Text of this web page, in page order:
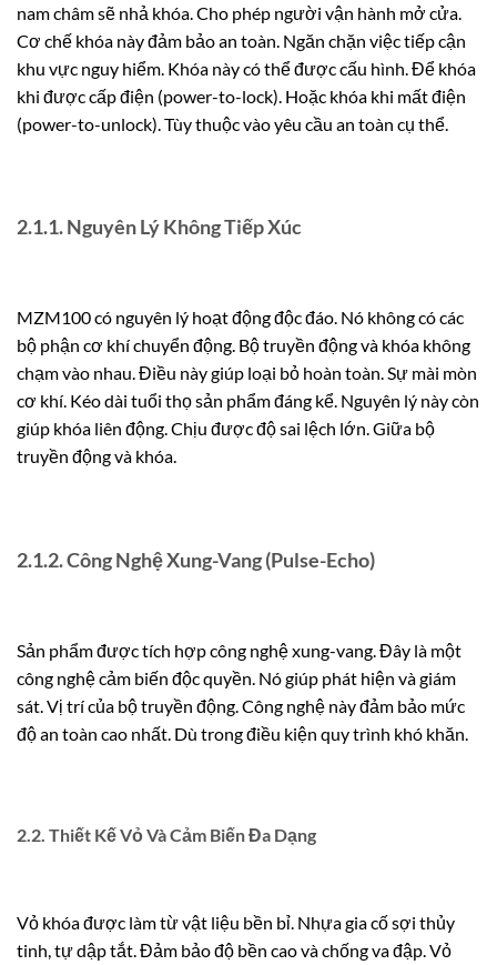
nam châm sẽ nhả khóa. Cho phép người vận hành mở cửa.
Cơ chế khóa này đảm bảo an toàn. Ngăn chặn việc tiếp cận
khu vực nguy hiểm. Khóa này có thể được cấu hình. Để khóa
khi được cấp điện (power-to-lock). Hoặc khóa khi mất điện
(power-to-unlock). Tùy thuộc vào yêu cầu an toàn cụ thể.
2.1.1. Nguyên Lý Không Tiếp Xúc
MZM100 có nguyên lý hoạt động độc đáo. Nó không có các
bộ phận cơ khí chuyển động. Bộ truyền động và khóa không
chạm vào nhau. Điều này giúp loại bỏ hoàn toàn. Sự mài mòn
cơ khí. Kéo dài tuổi thọ sản phẩm đáng kể. Nguyên lý này còn
giúp khóa liên động. Chịu được độ sai lệch lớn. Giữa bộ
truyền động và khóa.
2.1.2. Công Nghệ Xung-Vang (Pulse-Echo)
Sản phẩm được tích hợp công nghệ xung-vang. Đây là một
công nghệ cảm biến độc quyền. Nó giúp phát hiện và giám
sát. Vị trí của bộ truyền động. Công nghệ này đảm bảo mức
độ an toàn cao nhất. Dù trong điều kiện quy trình khó khăn.
2.2. Thiết Kế Vỏ Và Cảm Biến Đa Dạng
Vỏ khóa được làm từ vật liệu bền bỉ. Nhựa gia cố sợi thủy
tinh, tự dập tắt. Đảm bảo độ bền cao và chống va đập.Vỏ